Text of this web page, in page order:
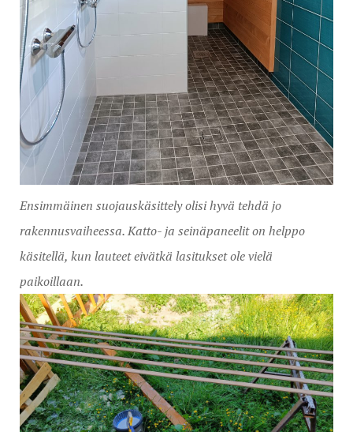
Ensimmäinen suojauskäsittely olisi hyvä tehdä jo
rakennusvaiheessa. Katto- ja seinäpaneelit on helppo
käsitellä, kun lauteet eivätkä lasitukset ole vielä
paikoillaan.